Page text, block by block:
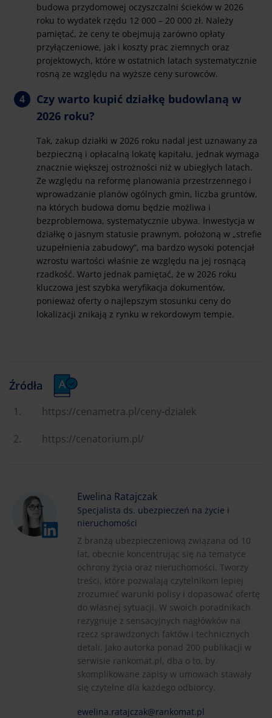
budowa przydomowej oczyszczalni ścieków w 2026
roku to wydatek rzędu 12 000 – 20 000 zł. Należy
pamiętać, że ceny te obejmują zarówno opłaty
przyłączeniowe, jak i koszty prac ziemnych oraz
projektowych, które w ostatnich latach systematycznie
rosną ze względu na wyższe ceny surowców.
Czy warto kupić działkę budowlaną w
2026 roku?
Tak, zakup działki w 2026 roku nadal jest uznawany za
bezpieczną i opłacalną lokatę kapitału, jednak wymaga
znacznie większej ostrożności niż w ubiegłych latach.
Ze względu na reformę planowania przestrzennego i
wprowadzanie planów ogólnych gmin, liczba gruntów,
na których budowa domu będzie możliwa i
bezproblemowa, systematycznie ubywa. Inwestycja w
działkę o jasnym statusie prawnym, położoną w „strefie
uzupełnienia zabudowy”, ma bardzo wysoki potencjał
wzrostu wartości właśnie ze względu na jej rosnącą
rzadkość. Warto jednak pamiętać, że w 2026 roku
kluczowa jest szybka weryfikacja dokumentów,
ponieważ oferty o najlepszym stosunku ceny do
lokalizacji znikają z rynku w rekordowym tempie.
Źródła
https://cenametra.pl/ceny-dzialek
https://cenatorium.pl/
Ewelina Ratajczak
Specjalista ds. ubezpieczeń na życie i
nieruchomości
Z branżą ubezpieczeniową związana od 10
lat, obecnie koncentrując się na tematyce
ochrony życia oraz nieruchomości. Tworzy
treści, które pozwalają czytelnikom lepiej
zrozumieć warunki polisy i dopasować ofertę
do własnej sytuacji. W swoich poradnikach
rezygnuje z sensacyjnych nagłówków na
rzecz sprawdzonych faktów i technicznych
detali. Jako autorka ponad 200 publikacji w
serwisie rankomat.pl, dba o to, by
skomplikowane zapisy w umowach stawały
się czytelne dla każdego odbiorcy.
ewelina.ratajczak@rankomat.pl